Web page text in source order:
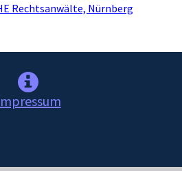
Rechtsanwälte, Nürnberg